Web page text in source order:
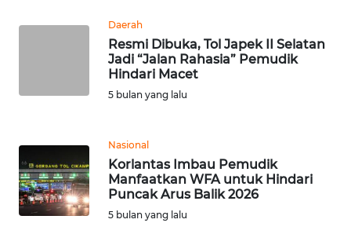
Daerah
Resmi Dibuka, Tol Japek II Selatan
Jadi “Jalan Rahasia” Pemudik
Hindari Macet
5 bulan yang lalu
Nasional
Korlantas Imbau Pemudik
Manfaatkan WFA untuk Hindari
Puncak Arus Balik 2026
5 bulan yang lalu
BANTEN
KEPRI
WN
PAPUA